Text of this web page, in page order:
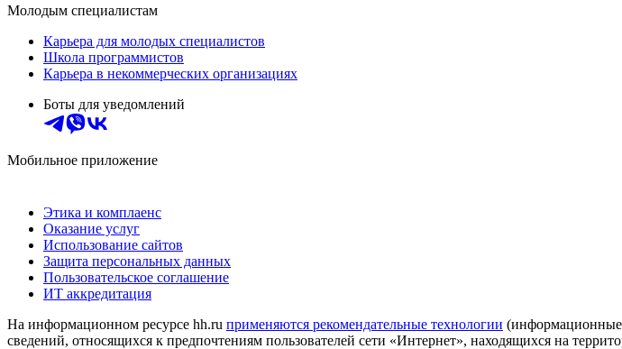
Молодым специалистам
Карьера для молодых специалистов
Школа программистов
Карьера в некоммерческих организациях
Боты для уведомлений
Мобильное приложение
Этика и комплаенс
Оказание услуг
Использование сайтов
Защита персональных данных
Пользовательское соглашение
ИТ аккредитация
На информационном ресурсе hh.ru применяются рекомендательные технологии (информационные
сведений, относящихся к предпочтениям пользователей сети «Интернет», находящихся на